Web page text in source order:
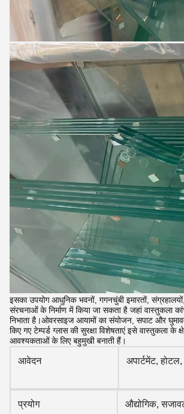
इसका उपयोग आधुनिक भवनों, गगनचुंबी इमारतों,
संरचनाओं के निर्माण में किया जा सकता है जहां वास्तुकला
निभाता है।ओवरसाइज आयामों का संयोजन, सपाट और
किए गए टेम्पर्ड ग्लास की सुरक्षा विशेषताएं इसे वास्तुकला के
आवश्यकताओं के लिए बहुमुखी बनाती हैं।
आवेदन अपार्टमेंट, होटल,
प्रयोग औद्योगिक,